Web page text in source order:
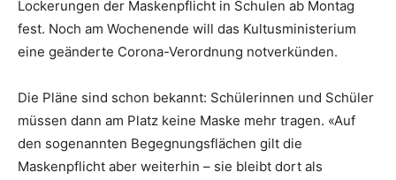
Lockerungen der Maskenpflicht in Schulen ab Montag
fest. Noch am Wochenende will das Kultusministerium
eine geänderte Corona-Verordnung notverkünden.
Die Pläne sind schon bekannt: Schülerinnen und Schüler
müssen dann am Platz keine Maske mehr tragen. «Auf
den sogenannten Begegnungsflächen gilt die
Maskenpflicht aber weiterhin – sie bleibt dort als